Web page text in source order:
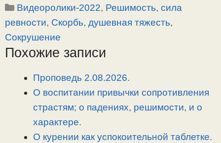
p
y
n
l
e
a
c
e
o
п
р
и
ь
Рубрики
Видеоролики-2022, Решимость, сила
ревности, Скорбь, душевная тяжесть,
Сокрушение
Похожие записи
Проповедь 2.08.2026.
О воспитании привычки сопротивления
страстям; о падениях, решимости, и о
характере.
О курении как успокоительной таблетке.